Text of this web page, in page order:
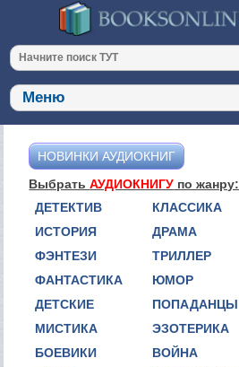
НОВИНКИ АУДИОКНИГ
ВыбратьАУДИОКНИГУ по жанру:
ДЕТЕКТИВ
ИСТОРИЯ
ФЭНТЕЗИ
ФАНТАСТИКА
ДЕТСКИЕ
МИСТИКА
БОЕВИКИ
КЛАССИКА
ДРАМА
ТРИЛЛЕР
ЮМОР
ПОПАДАНЦЫ
ЭЗОТЕРИКА
ВОЙНА